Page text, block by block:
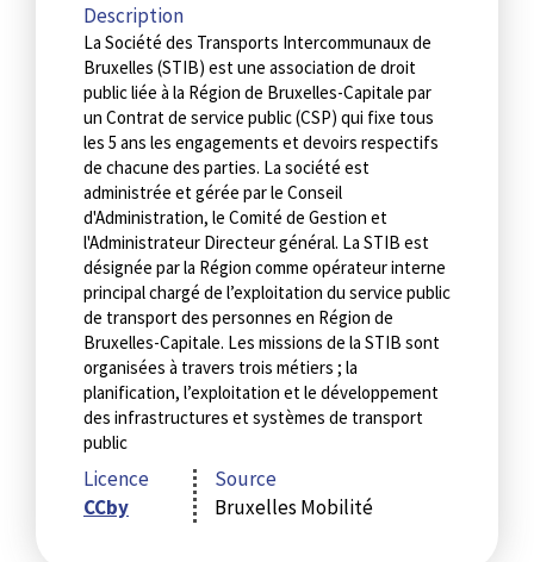
Description
La Société des Transports Intercommunaux de
Bruxelles (STIB) est une association de droit
public liée à la Région de Bruxelles-Capitale par
un Contrat de service public (CSP) qui fixe tous
les 5 ans les engagements et devoirs respectifs
de chacune des parties. La société est
administrée et gérée par le Conseil
d'Administration, le Comité de Gestion et
l'Administrateur Directeur général. La STIB est
désignée par la Région comme opérateur interne
principal chargé de l’exploitation du service public
de transport des personnes en Région de
Bruxelles-Capitale. Les missions de la STIB sont
organisées à travers trois métiers ; la
planification, l’exploitation et le développement
des infrastructures et systèmes de transport
public
Licence
CCby
Source
Bruxelles Mobilité